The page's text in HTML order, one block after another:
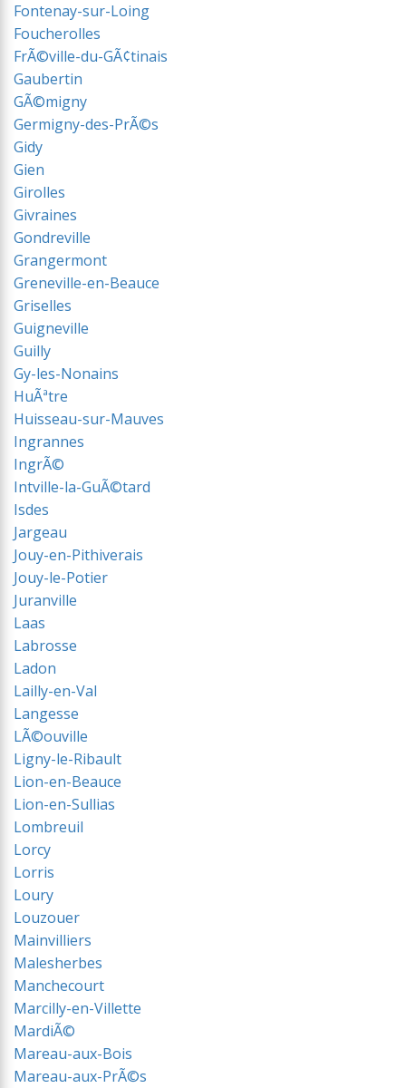
Fontenay-sur-Loing
Foucherolles
FrÃ©ville-du-GÃ¢tinais
Gaubertin
GÃ©migny
Germigny-des-PrÃ©s
Gidy
Gien
Girolles
Givraines
Gondreville
Grangermont
Greneville-en-Beauce
Griselles
Guigneville
Guilly
Gy-les-Nonains
HuÃªtre
Huisseau-sur-Mauves
Ingrannes
IngrÃ©
Intville-la-GuÃ©tard
Isdes
Jargeau
Jouy-en-Pithiverais
Jouy-le-Potier
Juranville
Laas
Labrosse
Ladon
Lailly-en-Val
Langesse
LÃ©ouville
Ligny-le-Ribault
Lion-en-Beauce
Lion-en-Sullias
Lombreuil
Lorcy
Lorris
Loury
Louzouer
Mainvilliers
Malesherbes
Manchecourt
Marcilly-en-Villette
MardiÃ©
Mareau-aux-Bois
Mareau-aux-PrÃ©s